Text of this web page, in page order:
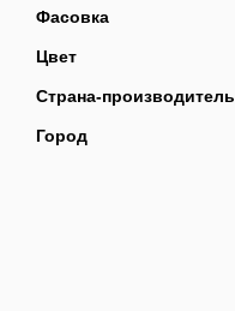
Фасовка
Цвет
Страна-производитель
Город